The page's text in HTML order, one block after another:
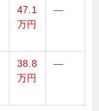
47.1
万円
—
38.8
万円
—